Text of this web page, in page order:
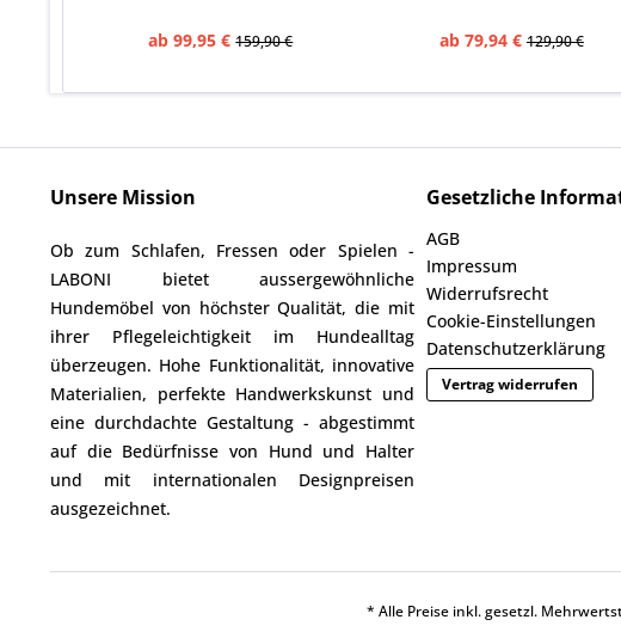
ab 99,95 € 159,90 € ab 79,94 € 129,90 €
Unsere Mission
Ob zum Schlafen, Fressen oder Spielen -
LABONI bietet aussergewöhnliche
Hundemöbel von höchster Qualität, die mit
ihrer Pflegeleichtigkeit im Hundealltag
überzeugen. Hohe Funktionalität, innovative
Materialien, perfekte Handwerkskunst und
eine durchdachte Gestaltung - abgestimmt
auf die Bedürfnisse von Hund und Halter
und mit internationalen Designpreisen
ausgezeichnet.
Gesetzliche
AGB
Impressum
Widerrufsrecht
Cookie-Einstellungen
Datenschutzerklärung
Vertrag widerrufen
* Alle Preise inkl. gesetzl.